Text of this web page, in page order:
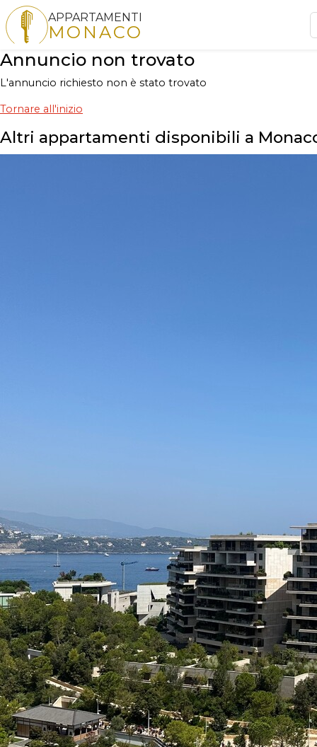
APPARTAMENTI
MONACO
Annuncio non trovato
L'annuncio richiesto non è stato trovato
Tornare all'inizio
Altri appartamenti disponibili a